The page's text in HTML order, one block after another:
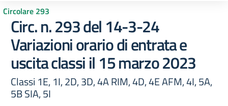
Circolare 293
Circ. n. 293 del 14-3-24
Variazioni orario di entrata e
uscita classi il 15 marzo 2023
Classi 1E, 1I, 2D, 3D, 4A RIM, 4D, 4E AFM, 4I, 5A,
5B SIA, 5I